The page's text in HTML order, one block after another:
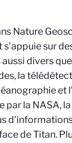
Nature
sur
divers
la
et
par la NASA,
de Titan.